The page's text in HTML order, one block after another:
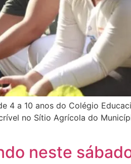
4 a 10 anos do Colégio
no Sítio Agrícola do
neste